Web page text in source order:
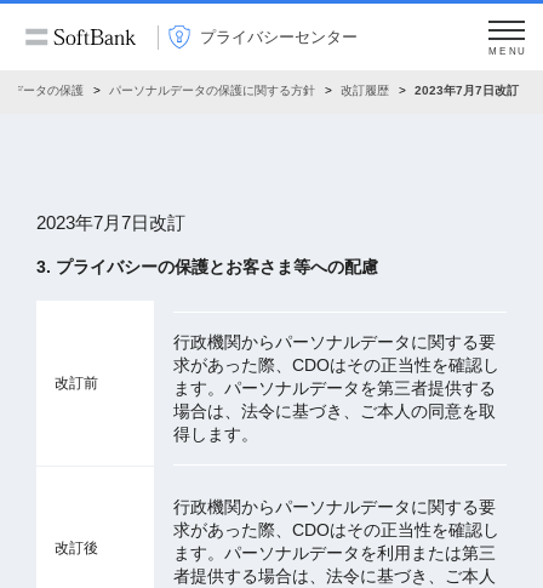
プライバシーセンター
MENU
データの保護 パーソナルデータの保護に関する方針 改訂履歴 2023年7月7日改訂
2023年7月7日改訂
3. プライバシーの保護とお客さま等への配慮
改訂前
行政機関からパーソナルデータに関する要
求があった際、CDOはその正当性を確認し
ます。パーソナルデータを第三者提供する
場合は、法令に基づき、ご本人の同意を取
得します。
改訂後
行政機関からパーソナルデータに関する要
求があった際、CDOはその正当性を確認し
ます。パーソナルデータを利用または第三
者提供する場合は、法令に基づき、ご本人